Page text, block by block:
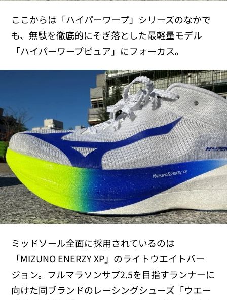
ここからは「ハイパーワープ」シリーズのなかで
も、無駄を徹底的にそぎ落とした最軽量モデル
「ハイパーワープピュア」にフォーカス。
ミッドソール全面に採用されているのは
「MIZUNO ENERZY XP」のライトウエイトバー
ジョン。フルマラソンサブ2.5を目指すランナーに
向けた同ブランドのレーシングシューズ「ウエー